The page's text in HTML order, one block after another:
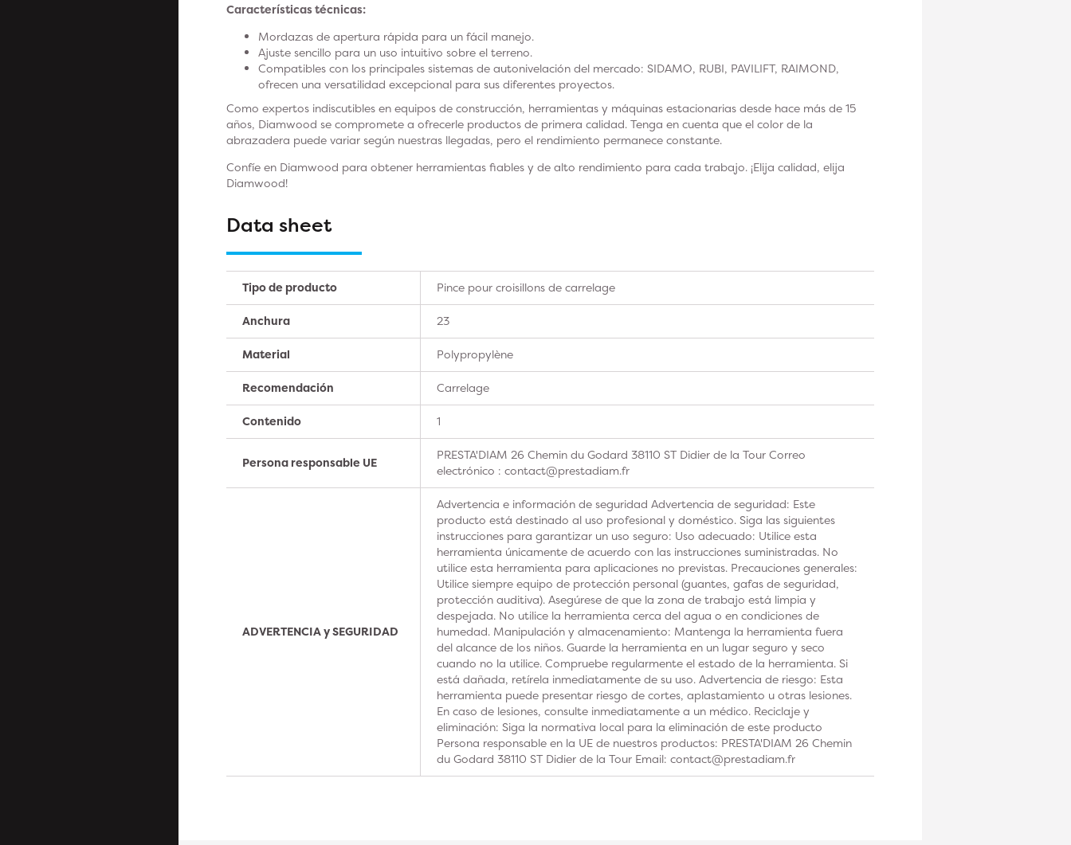
Características técnicas:
Mordazas de apertura rápida para un fácil manejo.
Ajuste sencillo para un uso intuitivo sobre el terreno.
Compatibles con los principales sistemas de autonivelación del mercado: SIDAMO, RUBI, PAVILIFT, RAIMOND,
ofrecen una versatilidad excepcional para sus diferentes proyectos.
Como expertos indiscutibles en equipos de construcción, herramientas y máquinas estacionarias desde hace más de 15
años, Diamwood se compromete a ofrecerle productos de primera calidad. Tenga en cuenta que el color de la
abrazadera puede variar según nuestras llegadas, pero el rendimiento permanece constante.
Confíe en Diamwood para obtener herramientas fiables y de alto rendimiento para cada trabajo. ¡Elija calidad, elija
Diamwood!
Data sheet
Tipo de producto Pince pour croisillons de carrelage
Anchura 23
Material Polypropylène
Recomendación Carrelage
Contenido 1
Persona responsable UE
PRESTA'DIAM 26 Chemin du Godard 38110 ST Didier de la Tour Correo
electrónico : contact@prestadiam.fr
ADVERTENCIA y SEGURIDAD
Advertencia e información de seguridad Advertencia de seguridad: Este
producto está destinado al uso profesional y doméstico. Siga las siguientes
instrucciones para garantizar un uso seguro: Uso adecuado: Utilice esta
herramienta únicamente de acuerdo con las instrucciones suministradas. No
utilice esta herramienta para aplicaciones no previstas. Precauciones generales:
Utilice siempre equipo de protección personal (guantes, gafas de seguridad,
protección auditiva). Asegúrese de que la zona de trabajo está limpia y
despejada. No utilice la herramienta cerca del agua o en condiciones de
humedad. Manipulación y almacenamiento: Mantenga la herramienta fuera
del alcance de los niños. Guarde la herramienta en un lugar seguro y seco
cuando no la utilice. Compruebe regularmente el estado de la herramienta. Si
está dañada, retírela inmediatamente de su uso. Advertencia de riesgo: Esta
herramienta puede presentar riesgo de cortes, aplastamiento u otras lesiones.
En caso de lesiones, consulte inmediatamente a un médico. Reciclaje y
eliminación: Siga la normativa local para la eliminación de este producto
Persona responsable en la UE de nuestros productos: PRESTA'DIAM 26 Chemin
du Godard 38110 ST Didier de la Tour Email: contact@prestadiam.fr